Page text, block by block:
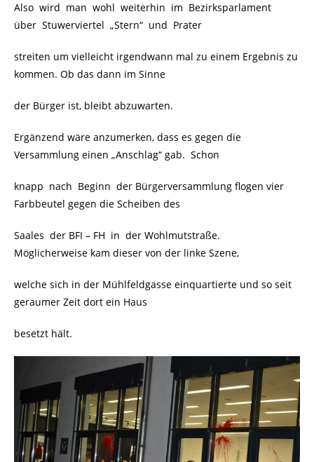
Also wird man wohl weiterhin im Bezirksparlament
über Stuwerviertel „Stern“ und Prater
streiten um vielleicht irgendwann mal zu einem Ergebnis zu
kommen. Ob das dann im Sinne
der Bürger ist, bleibt abzuwarten.
Ergänzend wäre anzumerken, dass es gegen die
Versammlung einen „Anschlag“ gab. Schon
knapp nach Beginn der Bürgerversammlung flogen vier
Farbbeutel gegen die Scheiben des
Saales der BFI – FH in der Wohlmutstraße.
Möglicherweise kam dieser von der linke Szene,
welche sich in der Mühlfeldgasse einquartierte und so seit
geraumer Zeit dort ein Haus
besetzt hält.